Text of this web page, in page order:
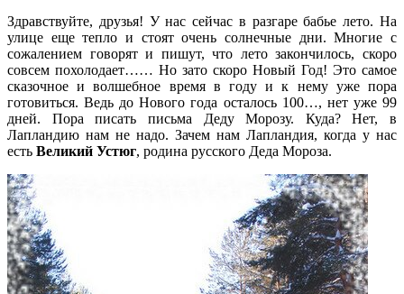
Здравствуйте, друзья! У нас сейчас в разгаре бабье лето. На
улице еще тепло и стоят очень солнечные дни. Многие с
сожалением говорят и пишут, что лето закончилось, скоро
совсем похолодает…… Но зато скоро Новый Год! Это самое
сказочное и волшебное время в году и к нему уже пора
готовиться. Ведь до Нового года осталось 100…, нет уже 99
дней. Пора писать письма Деду Морозу. Куда? Нет, в
Лапландию нам не надо. Зачем нам Лапландия, когда у нас
есть Великий Устюг, родина русского Деда Мороза.